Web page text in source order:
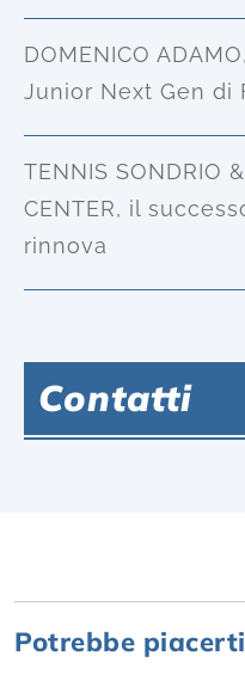
DOMENICO
Junior Next Gen di
TENNIS SONDRIO
CENTER, il
rinnova
Contatti
Potrebbe